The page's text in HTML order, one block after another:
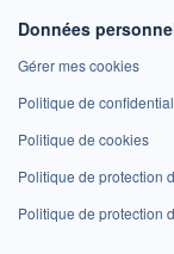
Données
Gérer mes cookies
Politique de
Politique de cookies
Politique de protection
Politique de protection